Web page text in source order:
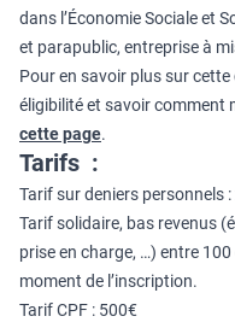
dans l’Économie Sociale et
et parapublic, entreprise à
Pour en savoir plus sur
éligibilité et savoir comment
cette page.
Tarifs :
Tarif sur deniers personnels
Tarif solidaire, bas revenus
prise en charge, …) entre
moment de l’inscription.
Tarif CPF : 500€